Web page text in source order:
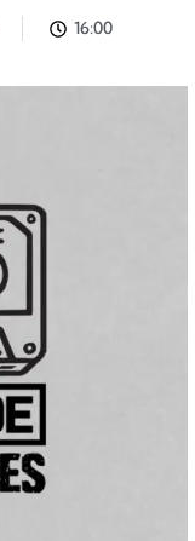
16:00